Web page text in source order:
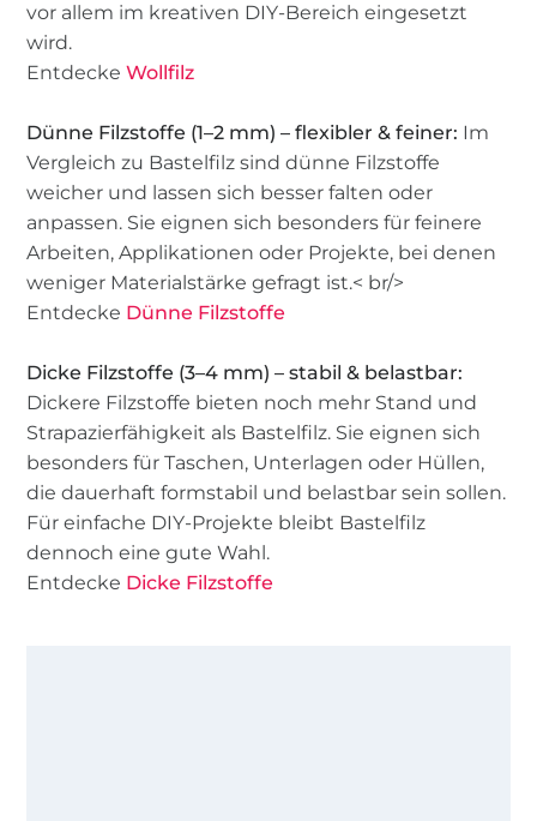
vor allem im kreativen DIY-Bereich eingesetzt
wird.
EntdeckeWollfilz
Dünne Filzstoffe (1–2 mm) – flexibler & feiner: Im
Vergleich zu Bastelfilz sind dünne Filzstoffe
weicher und lassen sich besser falten oder
anpassen. Sie eignen sich besonders für feinere
Arbeiten, Applikationen oder Projekte, bei denen
weniger Materialstärke gefragt ist.< br/>
Entdecke Dünne Filzstoffe
Dicke Filzstoffe (3–4 mm) – stabil & belastbar:
Dickere Filzstoffe bieten noch mehr Stand und
Strapazierfähigkeit als Bastelfilz. Sie eignen sich
besonders für Taschen, Unterlagen oder Hüllen,
die dauerhaft formstabil und belastbar sein sollen.
Für einfache DIY-Projekte bleibt Bastelfilz
dennoch eine gute Wahl.
Entdecke Dicke Filzstoffe